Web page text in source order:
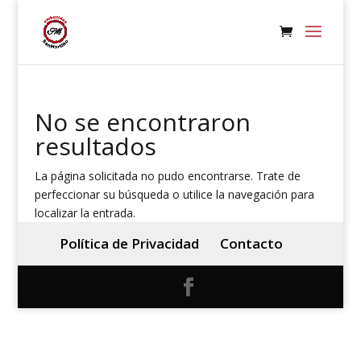
No se encontraron
resultados
La página solicitada no pudo encontrarse. Trate de
perfeccionar su búsqueda o utilice la navegación para
localizar la entrada.
Política de Privacidad Contacto